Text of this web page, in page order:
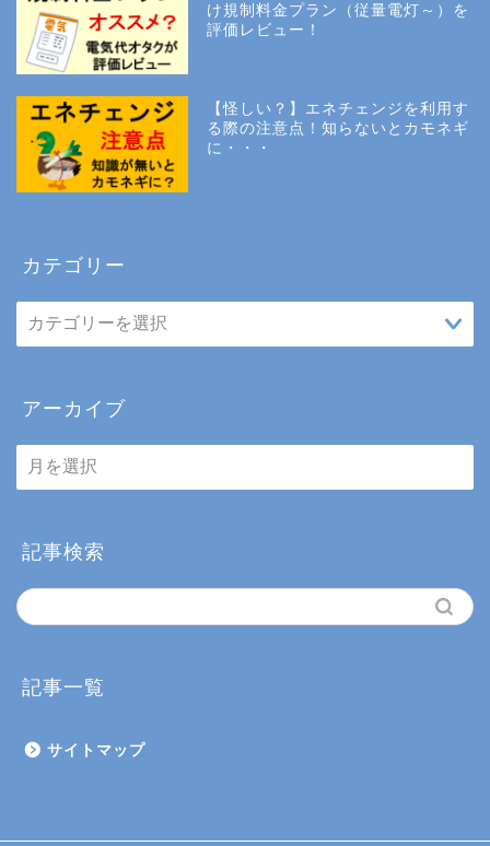
け規制料金プラン（従量電灯～）を
評価レビュー！
【怪しい？】エネチェンジを利用す
る際の注意点！知らないとカモネギ
に・・・
カテゴリー
アーカイブ
ア
ー
ブ
記事検索
記事一覧
サイトマップ